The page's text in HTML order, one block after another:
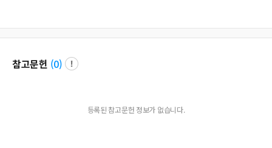
참고문헌 (0)
등록된 참고문헌 정보가 없습니다.